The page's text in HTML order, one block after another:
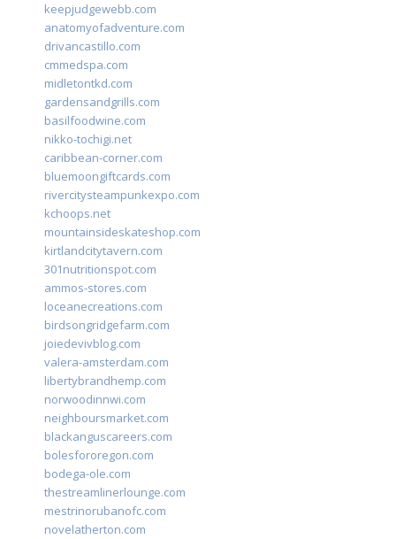
keepjudgewebb.com
anatomyofadventure.com
drivancastillo.com
cmmedspa.com
midletontkd.com
gardensandgrills.com
basilfoodwine.com
nikko-tochigi.net
caribbean-corner.com
bluemoongiftcards.com
rivercitysteampunkexpo.com
kchoops.net
mountainsideskateshop.com
kirtlandcitytavern.com
301nutritionspot.com
ammos-stores.com
loceanecreations.com
birdsongridgefarm.com
joiedevivblog.com
valera-amsterdam.com
libertybrandhemp.com
norwoodinnwi.com
neighboursmarket.com
blackanguscareers.com
bolesfororegon.com
bodega-ole.com
thestreamlinerlounge.com
mestrinorubanofc.com
novelatherton.com